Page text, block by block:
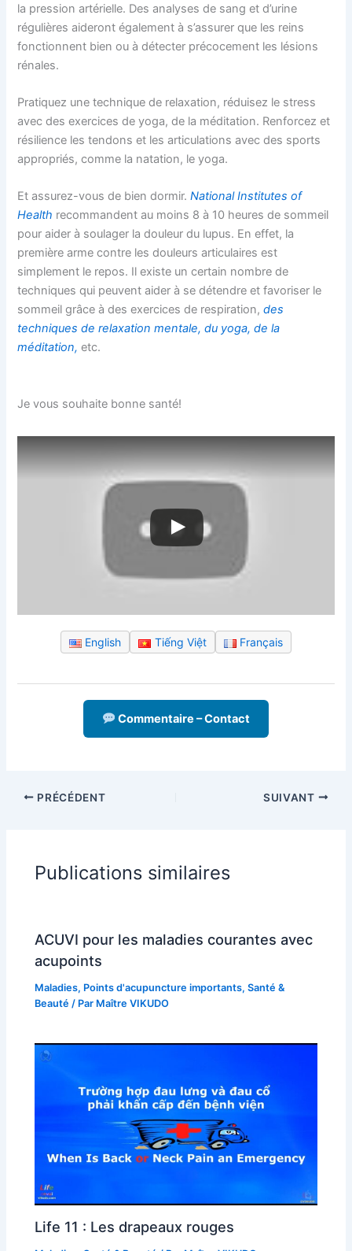
la pression artérielle. Des analyses de sang et d’urine
régulières aideront également à s’assurer que les reins
fonctionnent bien ou à détecter précocement les lésions
rénales.
Pratiquez une technique de relaxation, réduisez le stress
avec des exercices de yoga, de la méditation. Renforcez et
résilience les tendons et les articulations avec des sports
appropriés, comme la natation, le yoga.
Et assurez-vous de bien dormir.National Institutes of
Health recommandent au moins 8 à 10 heures de sommeil
pour aider à soulager la douleur du lupus. En effet, la
première arme contre les douleurs articulaires est
simplement le repos. Il existe un certain nombre de
techniques qui peuvent aider à se détendre et favoriser le
sommeil grâce à des exercices de respiration,des
techniques de relaxation mentale, du yoga, de la
méditation, etc.
Je vous souhaite bonne santé!
English Tiếng Việt Français
Commentaire – Contact
PRÉCÉDENT SUIVANT
Publications similaires
ACUVI pour les maladies courantes avec
acupoints
Maladies, Points d'acupuncture importants,Santé &
Beauté / Par Maître VIKUDO
Life 11 : Les drapeaux rouges